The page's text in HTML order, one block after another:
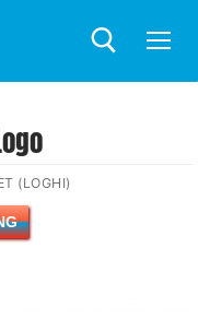
(LOGHI)